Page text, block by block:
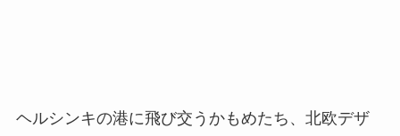
ヘルシンキの港に飛び交うかもめたち、北欧デザ